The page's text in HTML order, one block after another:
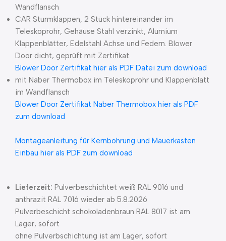
Wandflansch
CAR Sturmklappen, 2 Stück hintereinander im
Teleskoprohr, Gehäuse Stahl verzinkt, Alumium
Klappenblätter, Edelstahl Achse und Federn. Blower
Door dicht, geprüft mit Zertifikat.
Blower Door Zertifikat hier als PDF Datei zum download
mit Naber Thermobox im Teleskoprohr und Klappenblatt
im Wandflansch
Blower Door Zertifikat Naber Thermobox hier als PDF
zum download
Montageanleitung für Kernbohrung und Mauerkasten
Einbau hier als PDF zum download
Lieferzeit: Pulverbeschichtet weiß RAL 9016 und
anthrazit RAL 7016 wieder ab 5.8.2026
Pulverbeschicht schokoladenbraun RAL 8017 ist am
Lager, sofort
ohne Pulverbschichtung ist am Lager, sofort